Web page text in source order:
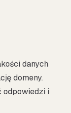
danych
domeny.
odpowiedzi i